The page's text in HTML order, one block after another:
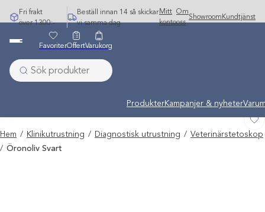
Hoppa
till
Fri frakt
över 1300:-
Beställ innan 14 så skickar
vi samma dag
Mitt
konto
Om
oss
Showroom Kundtjänst
Undermeny stängd: Varumärken
ProdukterKampanjer & nyheter
FavoriterOffertVarukorg
Hem / Klinikutrustning / Diagnostisk utrustning / Veterinärstetoskop
/ Öronoliv Svart